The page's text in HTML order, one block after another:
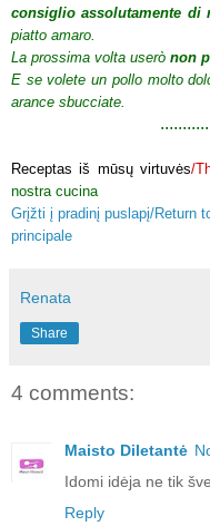
consiglioassolutamente di
piatto amaro.
La prossima volta userò non
E se volete un pollo molto
arance sbucciate
Receptas iš mūsų virtuvės/
nostra cucina
Grįžti į pradinį puslapį/Return
principale
Renata
Share
4 comments:
Maisto Diletantė
Idomi idėja ne tik
Reply